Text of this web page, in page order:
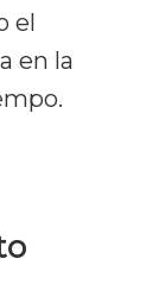
el
en la